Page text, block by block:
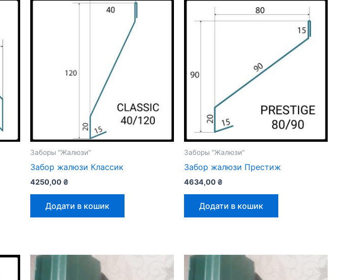
Заборы "Жалюзи"
Забор жалюзи Классик
4250,00 ₴
Додати в кошик
Заборы "Жалюзи"
Забор жалюзи Престиж
4634,00 ₴
Додати в кошик